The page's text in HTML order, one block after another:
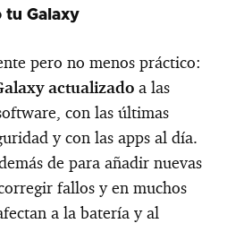
tu Galaxy
pero no menos práctico:
actualizado a las
con las últimas
y con las apps al día.
de para añadir nuevas
fallos y en muchos
a la batería y al